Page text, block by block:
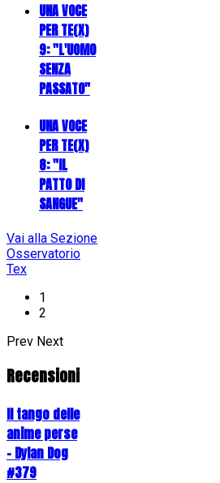
UNA VOCE
PER TE(X)
9: "L'UOMO
SENZA
PASSATO"
UNA VOCE
PER TE(X)
8: "IL
PATTO DI
SANGUE"
Vai alla Sezione
Osservatorio
Tex
1
2
Prev Next
Recensioni
Il tango delle
anime perse
- Dylan Dog
#379